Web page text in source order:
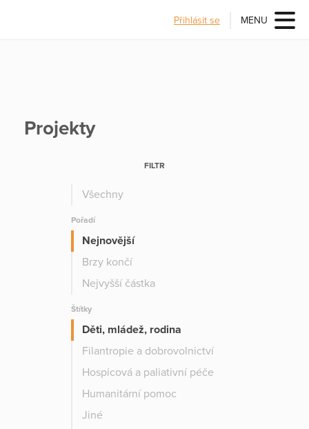
Přihlásit se MENU
Projekty
FILTR
Všechny
Pořadí
Nejnovější
Brzy končí
Nejvyšší částka
Štítky
Děti, mládež, rodina
Filantropie a dobrovolnictví
Hospicová a paliativní péče
Humanitární pomoc
Jiné